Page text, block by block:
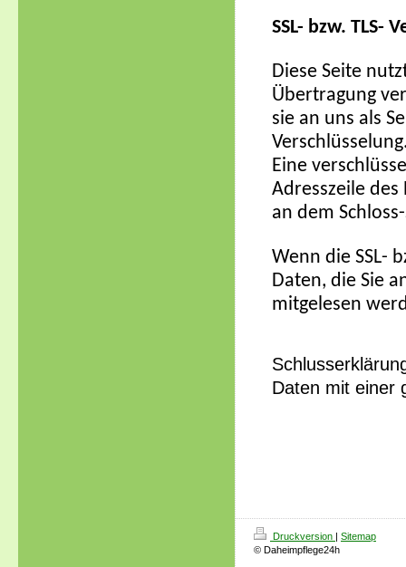
SSL- bzw. TLS-
Diese Seite
Übertragung
sie an uns als
Eine
Adresszeile
an dem
Wenn die SSL-
Daten, die Sie
mitgelesen
Daten mit einer
Druckversion | Sitemap
© Daheimpflege24h